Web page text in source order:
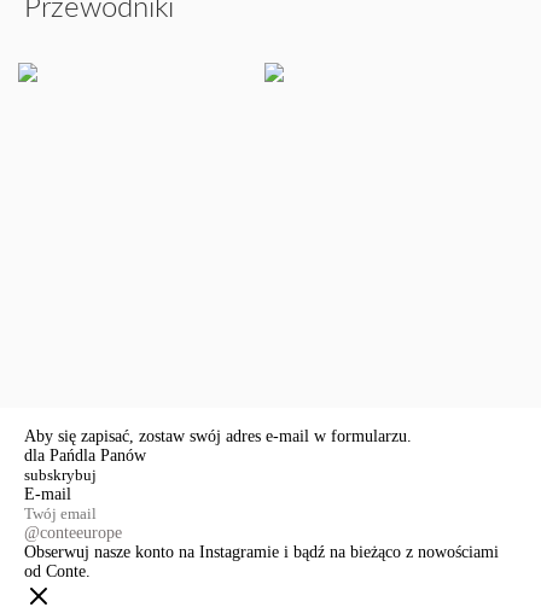
Przewodniki
Aby się zapisać, zostaw swój adres e-mail w formularzu.
dla Pańdla Panów
E-mail
@conteeurope
Obserwuj nasze konto na Instagramie i bądź na bieżąco z nowościami
od Conte.